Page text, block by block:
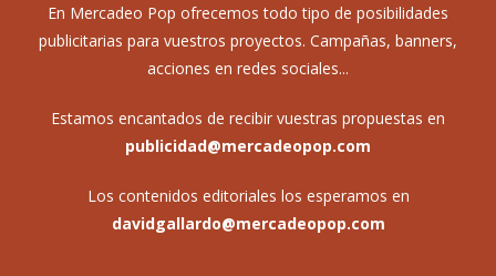
En Mercadeo Pop ofrecemos todo tipo de posibilidades
publicitarias para vuestros proyectos. Campañas, banners,
acciones en redes sociales...
Estamos encantados de recibir vuestras propuestas en
publicidad@mercadeopop.com
Los contenidos editoriales los esperamos en
davidgallardo@mercadeopop.com